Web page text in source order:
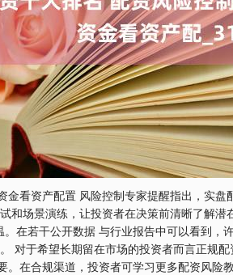
金看资产配置 风险控制专家提醒指出，实
和场景演练，让投资者在决策前清晰了解
。在若干公开数据 与行业报告中可以看到
对于希望长期留在市场的投资者而言正规
。在合规渠道，投资者可学习更多配资风险